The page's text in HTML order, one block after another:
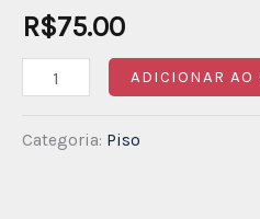
R$75.00
ADICIONAR AO
Categoria: Piso